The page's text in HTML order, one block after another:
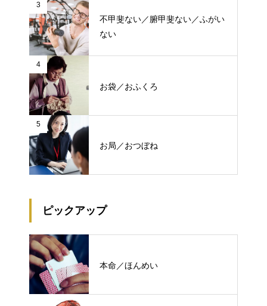
3
不甲斐ない／腑甲斐ない／ふがい
ない
4
お袋／おふくろ
5
お局／おつぼね
ピックアップ
本命／ほんめい